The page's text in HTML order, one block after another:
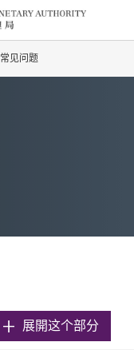
常见问题
展開这个部分